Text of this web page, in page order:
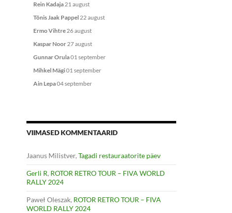
Rein Kadaja21 august
Tõnis Jaak Pappel22 august
Ermo Vihtre26 august
Kaspar Noor27 august
Gunnar Orula01 september
Mihkel Mägi01 september
Ain Lepa04 september
VIIMASED KOMMENTAARID
Jaanus Milistver, Tagadi restauraatorite päev
Gerli R, ROTOR RETRO TOUR – FIVA WORLD
RALLY 2024
Paweł Oleszak, ROTOR RETRO TOUR – FIVA
WORLD RALLY 2024